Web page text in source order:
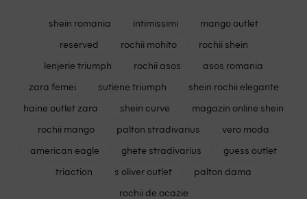
shein romania intimissimi
mango outlet
reserved
rochii mohito
rochii shein
lenjerie triumph
rochii asos
asos romania
zara femei
sutiene triumph
shein rochii elegante
haine outlet zara
shein curve
magazin online shein
rochii mango
palton stradivarius
vero moda
american eagle
ghete stradivarius
guess outlet
triaction
s oliver outlet
palton dama
rochii de ocazie